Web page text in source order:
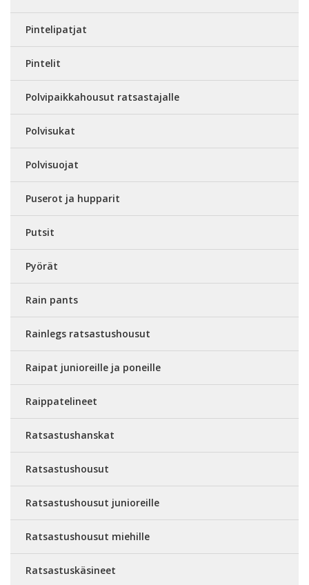
Pintelipatjat
Pintelit
Polvipaikkahousut ratsastajalle
Polvisukat
Polvisuojat
Puserot ja hupparit
Putsit
Pyörät
Rain pants
Rainlegs ratsastushousut
Raipat junioreille ja poneille
Raippatelineet
Ratsastushanskat
Ratsastushousut
Ratsastushousut junioreille
Ratsastushousut miehille
Ratsastuskäsineet